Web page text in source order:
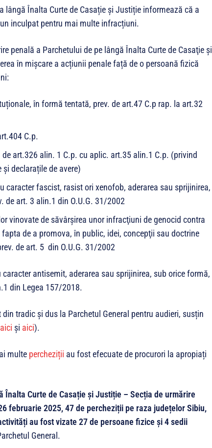
lângă Înalta Curte de Casație și Justiție informează că a
inculpat pentru mai multe infracțiuni.
penală a Parchetului de pe lângă Înalta Curte de Casaţie şi
în mișcare a acțiunii penale față de o persoană fizică
în formă tentată, prev. de art.47 C.p rap. la art.32
C.p.
art.326 alin. 1 C.p. cu aplic. art.35 alin.1 C.p. (privind
declarațile de avere)
caracter fascist, rasist ori xenofob, aderarea sau sprijinirea,
de art. 3 alin.1 din O.U.G. 31/2002
vinovate de săvârşirea unor infracţiuni de genocid contra
de a promova, în public, idei, concepţii sau doctrine
de art. 5 din O.U.G. 31/2002
antisemit, aderarea sau sprijinirea, sub orice formă,
din Legea 157/2018.
tradic și dus la Parchetul General pentru audieri, susțin
aici și aici).
multe percheziții au fost efecuate de procurori la apropiați
Curte de Casație și Justiție – Secția de urmărire
februarie 2025, 47 de percheziții pe raza județelor Sibiu,
au fost vizate 27 de persoane fizice și 4 sedii
General.